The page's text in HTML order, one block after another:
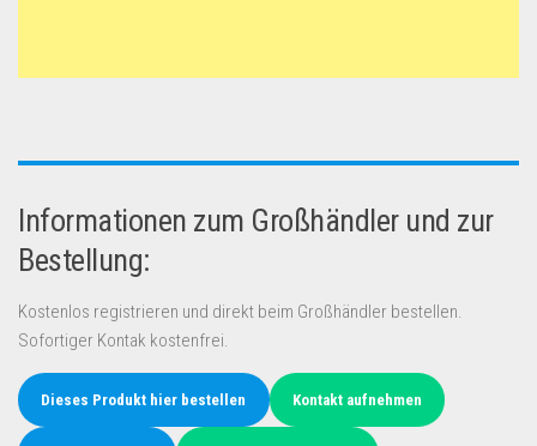
Informationen zum Großhändler und zur
Bestellung:
Kostenlos registrieren und direkt beim Großhändler bestellen.
Sofortiger Kontak kostenfrei.
Dieses Produkt hier bestellen Kontakt aufnehmen